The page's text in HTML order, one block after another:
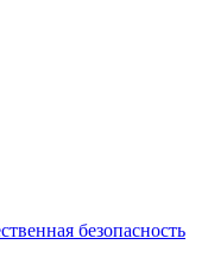
безопасность